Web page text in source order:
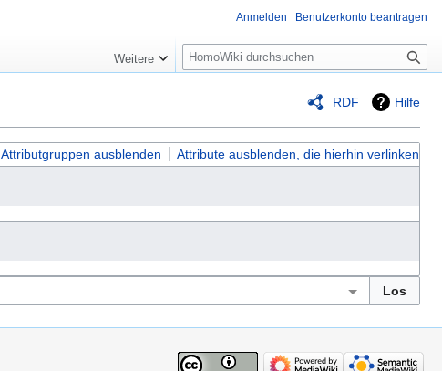
RDF Hilfe
Attributgruppen ausblenden Attribute ausblenden, die hierhin verlinken
Anmelden Benutzerkonto beantragen
Weitere
Suche